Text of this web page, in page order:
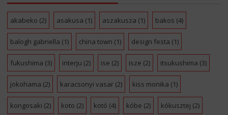
akabeko (2) asakusa (1) aszakusza (1) bakos (4)
balogh gabriella (1) china town (1) design festa (1)
fukushima (3) interju (2) ise (2) isze (2) itsukushima (3)
jokohama (2) karacsonyi vasar(2) kiss monika (1)
kongosaki (2) koto (2) kotó (4) kóbe (2) kókusztej (2)